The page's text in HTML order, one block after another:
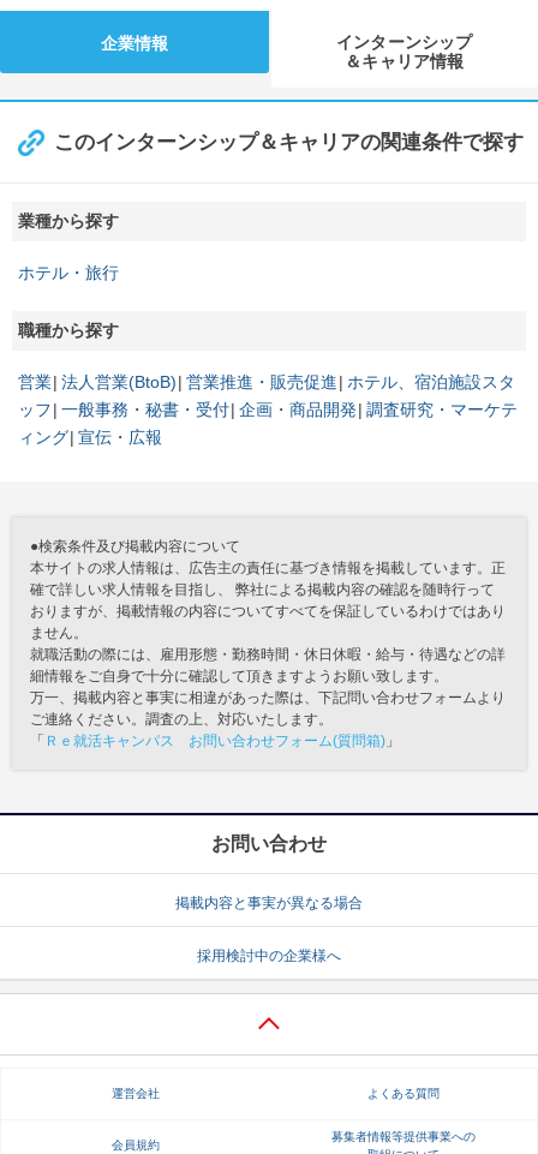
企業情報
インターンシップ
＆キャリア情報
このインターンシップ＆キャリアの関連条件で探す
業種から探す
ホテル・旅行
職種から探す
営業 法人営業(BtoB) 営業推進・販売促進
ホテル、宿泊施設スタ
ッフ 一般事務・秘書・受付 企画・商品開発 調査研究・マーケテ
ィング 宣伝・広報
●検索条件及び掲載内容について
本サイトの求人情報は、広告主の責任に基づき情報を掲載しています。正
確で詳しい求人情報を目指し、 弊社による掲載内容の確認を随時行って
おりますが、掲載情報の内容についてすべてを保証しているわけではあり
ません。
就職活動の際には、雇用形態・勤務時間・休日休暇・給与・待遇などの詳
細情報をご自身で十分に確認して頂きますようお願い致します。
万一、掲載内容と事実に相違があった際は、下記問い合わせフォームより
ご連絡ください。調査の上、対応いたします。
「 Ｒｅ就活キャンパス お問い合わせフォーム(質問箱) 」
お問い合わせ
掲載内容と事実が異なる場合
採用検討中の企業様へ
運営会社 よくある質問
会員規約
募集者情報等提供事業への